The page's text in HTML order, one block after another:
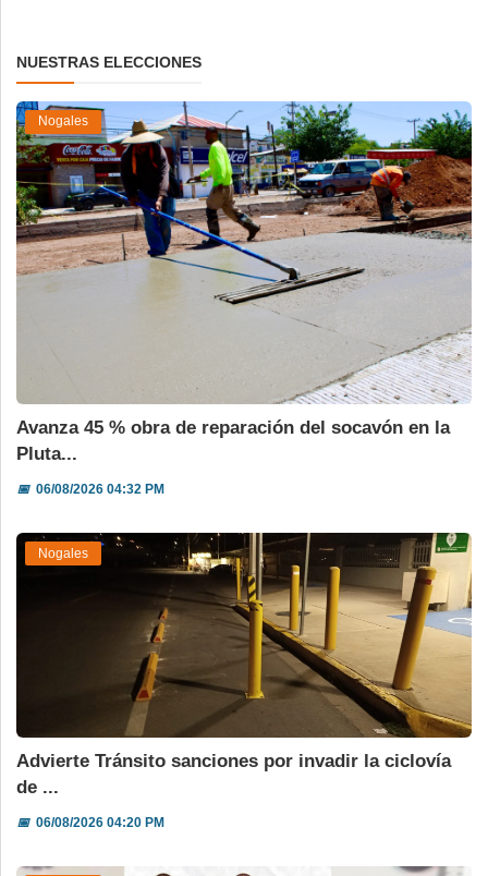
NUESTRAS ELECCIONES
Nogales
Avanza 45 % obra de reparación del socavón en la
Pluta...
📅06/08/2026 04:32 PM
Nogales
Advierte Tránsito sanciones por invadir la ciclovía
de ...
📅06/08/2026 04:20 PM